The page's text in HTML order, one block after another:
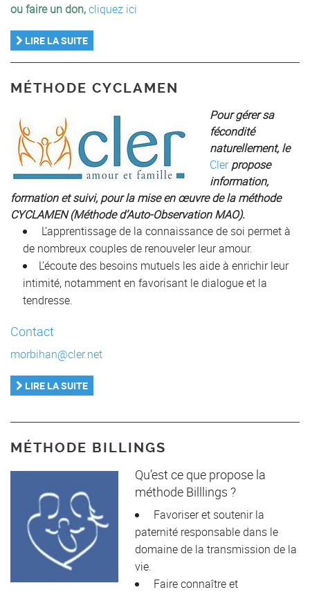
ou faire un don,cliquez ici
LIRE LA SUITE
MÉTHODE CYCLAMEN
Pour gérer sa
fécondité
naturellement, le
Clerpropose
information,
formation et suivi, pour la mise en œuvre de la méthode
CYCLAMEN (Méthode d’Auto-Observation MAO).
L’apprentissage de la connaissance de soi permet à
de nombreux couples de renouveler leur amour.
L’écoute des besoins mutuels les aide à enrichir leur
intimité, notamment en favorisant le dialogue et la
tendresse.
Contact
morbihan@cler.net
LIRE LA SUITE
MÉTHODE BILLINGS
Qu’est ce que propose la
méthode Billlings ?
Favoriser et soutenir la
paternité responsable dans le
domaine de la transmission de la
vie.
Faire connaître et